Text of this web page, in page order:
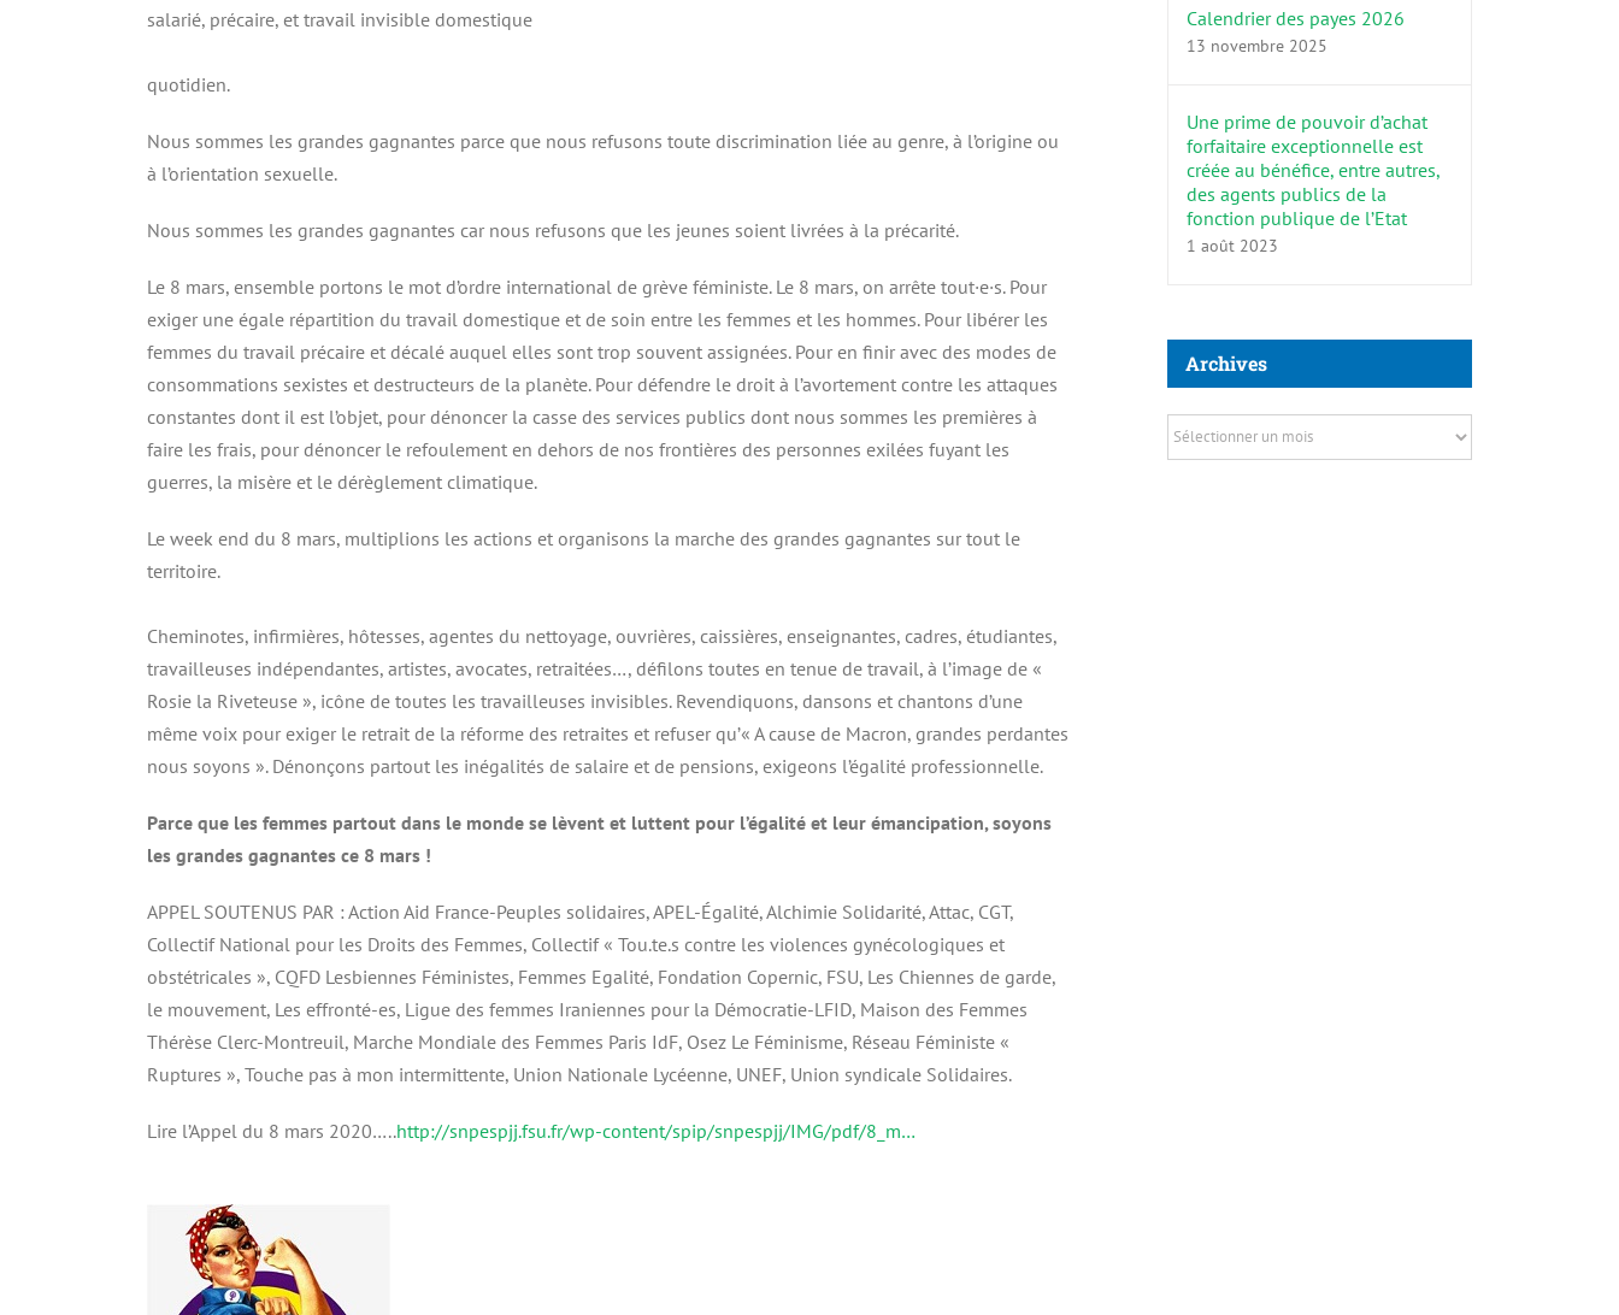
salarié, précaire, et travail invisible domestique
quotidien.
Nous sommes les grandes gagnantes parce que nous refusons toute discrimination liée au genre, à l’origine ou
à l’orientation sexuelle.
Nous sommes les grandes gagnantes car nous refusons que les jeunes soient livrées à la précarité.
Le 8 mars, ensemble portons le mot d’ordre international de grève féministe. Le 8 mars, on arrête tout·e·s. Pour
exiger une égale répartition du travail domestique et de soin entre les femmes et les hommes. Pour libérer les
femmes du travail précaire et décalé auquel elles sont trop souvent assignées. Pour en finir avec des modes de
consommations sexistes et destructeurs de la planète. Pour défendre le droit à l’avortement contre les attaques
constantes dont il est l’objet, pour dénoncer la casse des services publics dont nous sommes les premières à
faire les frais, pour dénoncer le refoulement en dehors de nos frontières des personnes exilées fuyant les
guerres, la misère et le dérèglement climatique.
Le week end du 8 mars, multiplions les actions et organisons la marche des grandes gagnantes sur tout le
territoire.
Cheminotes, infirmières, hôtesses, agentes du nettoyage, ouvrières, caissières, enseignantes, cadres, étudiantes,
travailleuses indépendantes, artistes, avocates, retraitées…, défilons toutes en tenue de travail, à l’image de «
Rosie la Riveteuse », icône de toutes les travailleuses invisibles. Revendiquons, dansons et chantons d’une
même voix pour exiger le retrait de la réforme des retraites et refuser qu’« A cause de Macron, grandes perdantes
nous soyons ». Dénonçons partout les inégalités de salaire et de pensions, exigeons l’égalité professionnelle.
Parce que les femmes partout dans le monde se lèvent et luttent pour l’égalité et leur émancipation, soyons
les grandes gagnantes ce 8 mars !
APPEL SOUTENUS PAR : Action Aid France-Peuples solidaires, APEL-Égalité, Alchimie Solidarité, Attac, CGT,
Collectif National pour les Droits des Femmes, Collectif « Tou.te.s contre les violences gynécologiques et
obstétricales », CQFD Lesbiennes Féministes, Femmes Egalité, Fondation Copernic, FSU, Les Chiennes de garde,
le mouvement, Les effronté-es, Ligue des femmes Iraniennes pour la Démocratie-LFID, Maison des Femmes
Thérèse Clerc-Montreuil, Marche Mondiale des Femmes Paris IdF, Osez Le Féminisme, Réseau Féministe «
Ruptures », Touche pas à mon intermittente, Union Nationale Lycéenne, UNEF, Union syndicale Solidaires.
Lire l’Appel du 8 mars 2020…..http://snpespjj.fsu.fr/wp-content/spip/snpespjj/IMG/pdf/8_m…
Calendrier des payes 2026
13 novembre 2025
Une prime de pouvoir d’achat
forfaitaire exceptionnelle est
créée au bénéfice, entre autres,
des agents publics de la
fonction publique de l’Etat
1 août 2023
Archives
Archives